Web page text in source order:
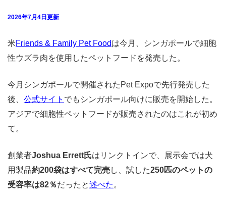
2026年7月4日更新
米Friends & Family Pet Foodは今月、シンガポールで細胞
性ウズラ肉を使用したペットフードを発売した。
今月シンガポールで開催されたPet Expoで先行発売した
後、 公式サイト でもシンガポール向けに販売を開始した。
アジアで細胞性ペットフードが販売されたのはこれが初め
て。
創業者Joshua Errett氏はリンクトインで、展示会では犬
用製品約200袋はすべて完売し、試した250匹のペットの
受容率は82％だったと述べた 。